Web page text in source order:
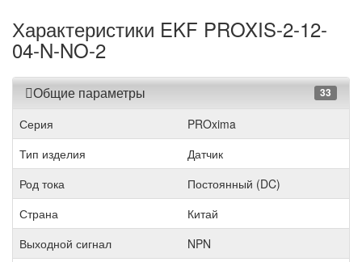
Характеристики EKF PROXIS-2-12-
04-N-NO-2
Общие параметры 33
Серия
PROxima
Тип изделия
Датчик
Род тока
Постоянный (DC)
Страна
Китай
Выходной сигнал
NPN